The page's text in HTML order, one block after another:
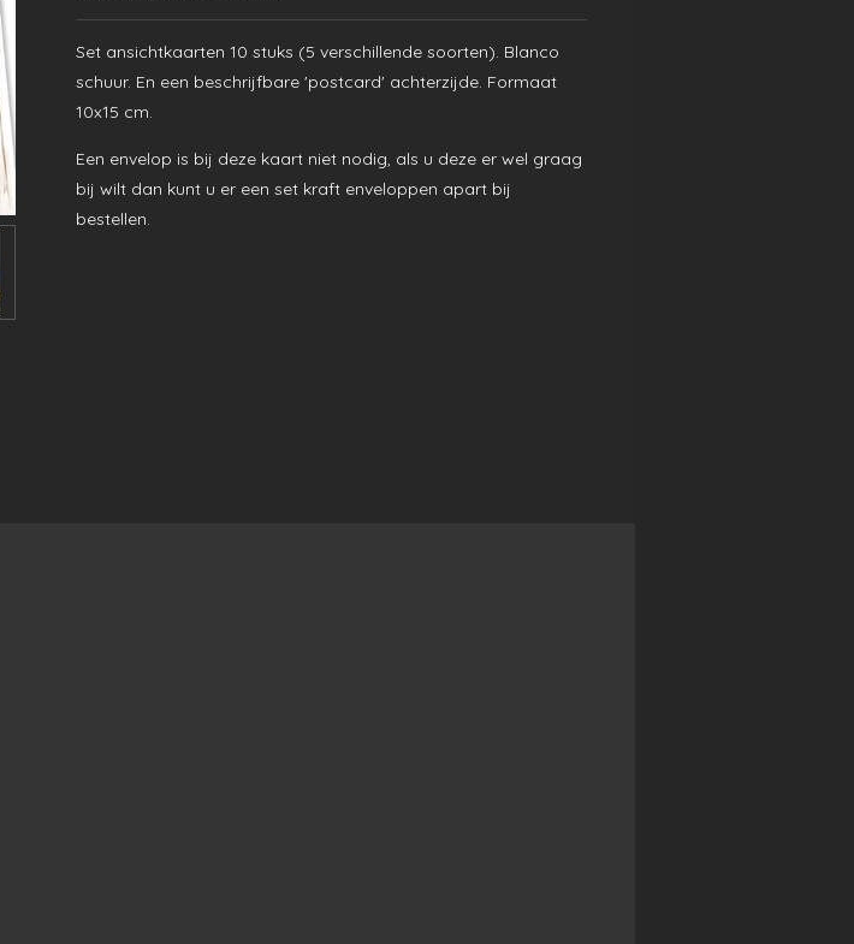
Set ansichtkaarten 10 stuks (5 verschillende soorten). Blanco
schuur. En een beschrijfbare 'postcard' achterzijde. Formaat
10x15 cm.
Een envelop is bij deze kaart niet nodig, als u deze er wel graag
bij wilt dan kunt u er een set kraft enveloppen apart bij
bestellen.